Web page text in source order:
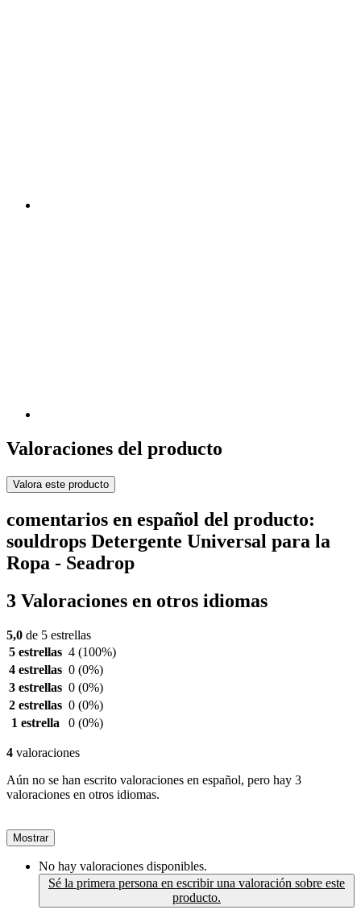
Valoraciones del producto
Valora este producto
comentarios en español del producto:
souldrops Detergente Universal para la
Ropa - Seadrop
3 Valoraciones en otros idiomas
5,0 de 5 estrellas
5 estrellas 4 (100%)
4 estrellas 0 (0%)
3 estrellas 0 (0%)
2 estrellas 0 (0%)
1 estrella
0 (0%)
4 valoraciones
Aún no se han escrito valoraciones en español, pero hay 3
valoraciones en otros idiomas.
Mostrar
No hay valoraciones disponibles.
Sé la primera persona en escribir una valoración sobre este
producto.